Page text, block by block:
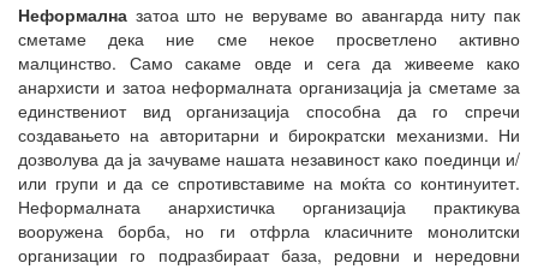
Неформална затоа што не веруваме во авангарда ниту пак
сметаме дека ние сме некое просветлено активно
малцинство. Само сакаме овде и сега да живееме како
анархисти и затоа неформалната организација ја сметаме за
единствениот вид организација способна да го спречи
создавањето на авторитарни и бирократски механизми. Ни
дозволува да ја зачуваме нашата незавиност како поединци и/
или групи и да се спротивставиме на моќта со континуитет.
Неформалната анархистичка организација практикува
вооружена борба, но ги отфрла класичните монолитски
организации го подразбираат база, редовни и нередовни